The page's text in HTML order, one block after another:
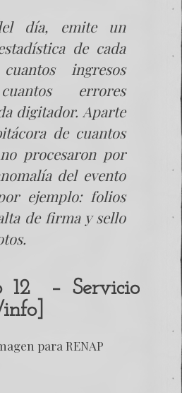
día, emite un
de cada
ingresos
errores
digitador. Aparte
de cuantos
procesaron por
del evento
ejemplo: folios
de firma y sello
12 – Servicio